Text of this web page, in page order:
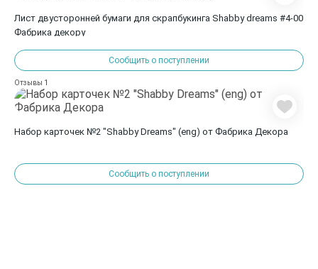
Лист двусторонней бумаги для скрапбукинга Shabby dreams #4-00
Фабрика декору
Сообщить о поступлении
Отзывы 1
Набор карточек №2 "Shabby Dreams" (eng) от Фабрика Декора
Сообщить о поступлении